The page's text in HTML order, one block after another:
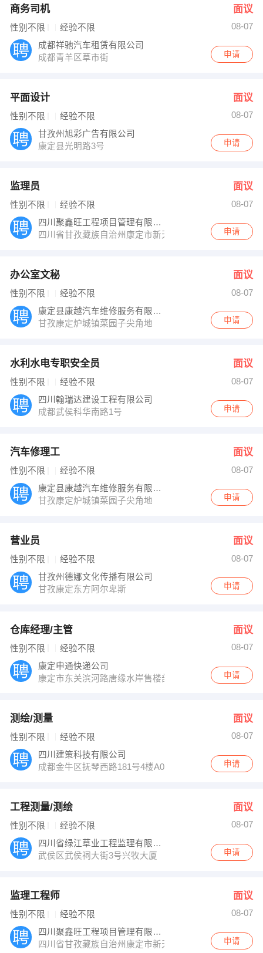
商务司机 面议
性别不限 经验不限
08-07
成都祥驰汽车租赁有限公司
成都青羊区草市街
申请
平面设计 面议
性别不限 经验不限
08-07
甘孜州旭彩广告有限公司
康定县光明路3号
申请
监理员 面议
性别不限 经验不限
08-07
四川聚鑫旺工程项目管理有限公司
四川省甘孜藏族自治州康定市新天地
申请
办公室文秘 面议
性别不限 经验不限
08-07
康定县康越汽车维修服务有限责任公司
甘孜康定炉城镇菜园子尖角地
申请
水利水电专职安全员 面议
性别不限 经验不限
08-07
四川翰瑞达建设工程有限公司
成都武侯科华南路1号
申请
汽车修理工 面议
性别不限 经验不限
08-07
康定县康越汽车维修服务有限责任公司
甘孜康定炉城镇菜园子尖角地
申请
营业员 面议
性别不限 经验不限
08-07
甘孜州德娜文化传播有限公司
甘孜康定东方阿尔卑斯
申请
仓库经理/主管 面议
性别不限 经验不限
08-07
康定申通快递公司
康定市东关滨河路唐缘水岸售楼部旁边
申请
测绘/测量 面议
性别不限 经验不限
08-07
四川建策科技有限公司
成都金牛区抚琴西路181号4楼A03室
申请
工程测量/测绘 面议
性别不限 经验不限
08-07
四川省绿江草业工程监理有限公司
武侯区武侯祠大街3号兴牧大厦
申请
监理工程师 面议
性别不限 经验不限
08-07
四川聚鑫旺工程项目管理有限公司
四川省甘孜藏族自治州康定市新天地
申请